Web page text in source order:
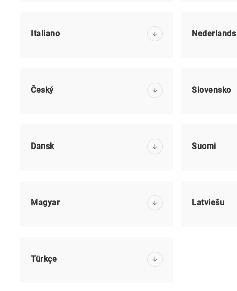
Italiano Nederlands
Český Slovensko
Dansk Suomi
Magyar Latviešu
Türkçe